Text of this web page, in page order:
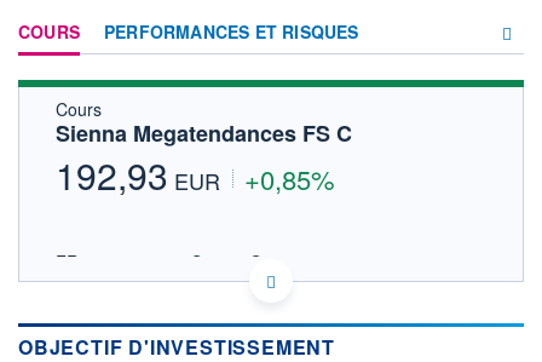
COURS PERFORMANCES ET RISQUES
FORUM
Cours
Sienna Megatendances FS C
192,93 EUR +0,85%
FR0013477189 - Sienna Gestion
OPCVM DERNIER COURS CONNU AU 05/08/2026
OBJECTIF D'INVESTISSEMENT